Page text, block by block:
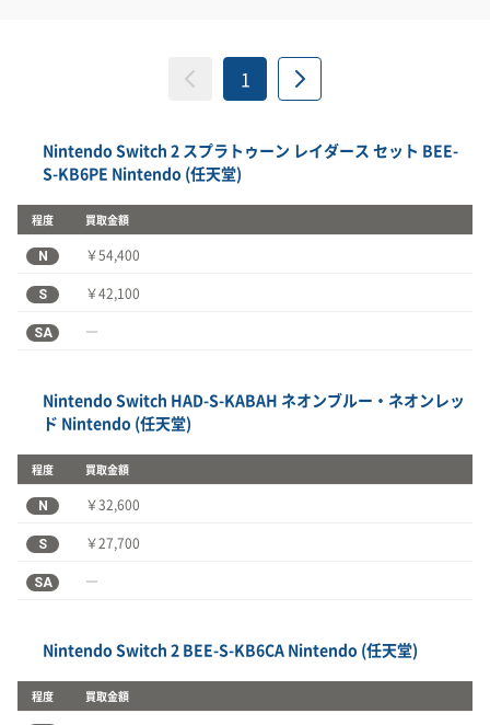
1
Nintendo Switch 2 スプラトゥーン レイダース セット BEE-
S-KB6PE Nintendo (任天堂)
程度 買取金額
N ￥54,400
S ￥42,100
SA ―
Nintendo Switch HAD-S-KABAH ネオンブルー・ネオンレッ
ド Nintendo (任天堂)
程度 買取金額
N ￥32,600
S ￥27,700
SA ―
Nintendo Switch 2 BEE-S-KB6CA Nintendo (任天堂)
程度 買取金額